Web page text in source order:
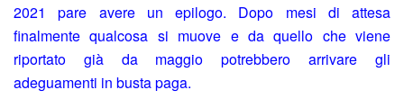
2021 pare avere un epilogo. Dopo mesi di attesa
finalmente qualcosa si muove e da quello che viene
riportato già da maggio potrebbero arrivare gli
adeguamenti in busta paga.